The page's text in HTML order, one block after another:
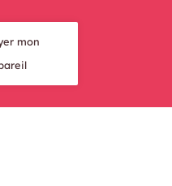
mon